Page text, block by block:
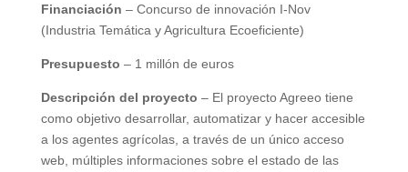
Financiación – Concurso de innovación I-Nov
(Industria Temática y Agricultura Ecoeficiente)
Presupuesto – 1 millón de euros
Descripción del proyecto – El proyecto Agreeo tiene
como objetivo desarrollar, automatizar y hacer accesible
a los agentes agrícolas, a través de un único acceso
web, múltiples informaciones sobre el estado de las